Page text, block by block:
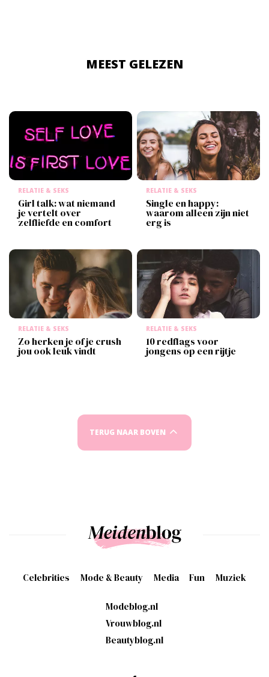
MEEST GELEZEN
RELATIE & SEKS
Girl talk: wat niemand
je vertelt over
zelfliefde en comfort
RELATIE & SEKS
Single en happy:
waarom alleen zijn niet
erg is
RELATIE & SEKS
Zo herken je of je crush
jou ook leuk vindt
RELATIE & SEKS
10 redflags voor
jongens op een rijtje
TERUG NAAR BOVEN
Celebrities Mode & Beauty Media Fun Muziek
Modeblog.nl
Vrouwblog.nl
Beautyblog.nl